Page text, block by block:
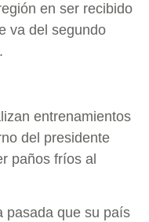
en ser recibido
va del segundo
entrenamientos
del presidente
paños fríos al
pasada que su país